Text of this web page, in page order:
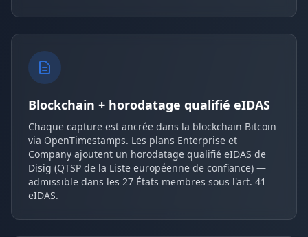
Blockchain + horodatage qualifié eIDAS
Chaque capture est ancrée dans la blockchain Bitcoin
via OpenTimestamps. Les plans Enterprise et
Company ajoutent un horodatage qualifié eIDAS de
Disig (QTSP de la Liste européenne de confiance) —
admissible dans les 27 États membres sous l'art. 41
eIDAS.